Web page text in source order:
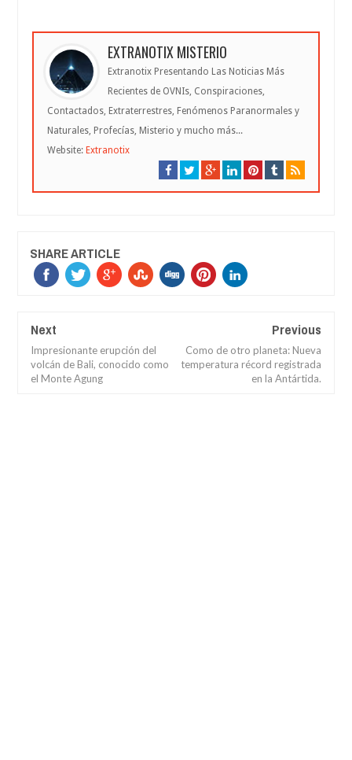
EXTRANOTIX MISTERIO
Extranotix Presentando Las Noticias Más
Recientes de OVNIs, Conspiraciones,
Contactados, Extraterrestres, Fenómenos Paranormales y
Naturales, Profecías, Misterio y mucho más...
Website: Extranotix
SHARE ARTICLE
Next
Impresionante erupción del
volcán de Bali, conocido como
el Monte Agung
Previous
Como de otro planeta: Nueva
temperatura récord registrada
en la Antártida.